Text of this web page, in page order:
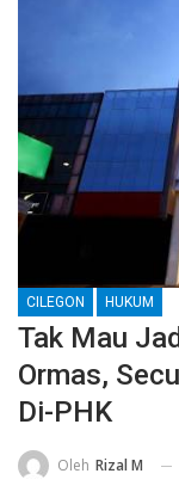
CILEGON HUKUM
Tak Mau
Ormas,
Di-PHK
Oleh Rizal M